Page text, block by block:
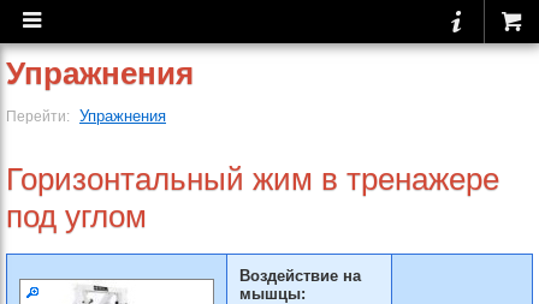
Упражнения
Перейти: Упражнения
Горизонтальный жим в тренажере
под углом
Воздействие на
мышцы: